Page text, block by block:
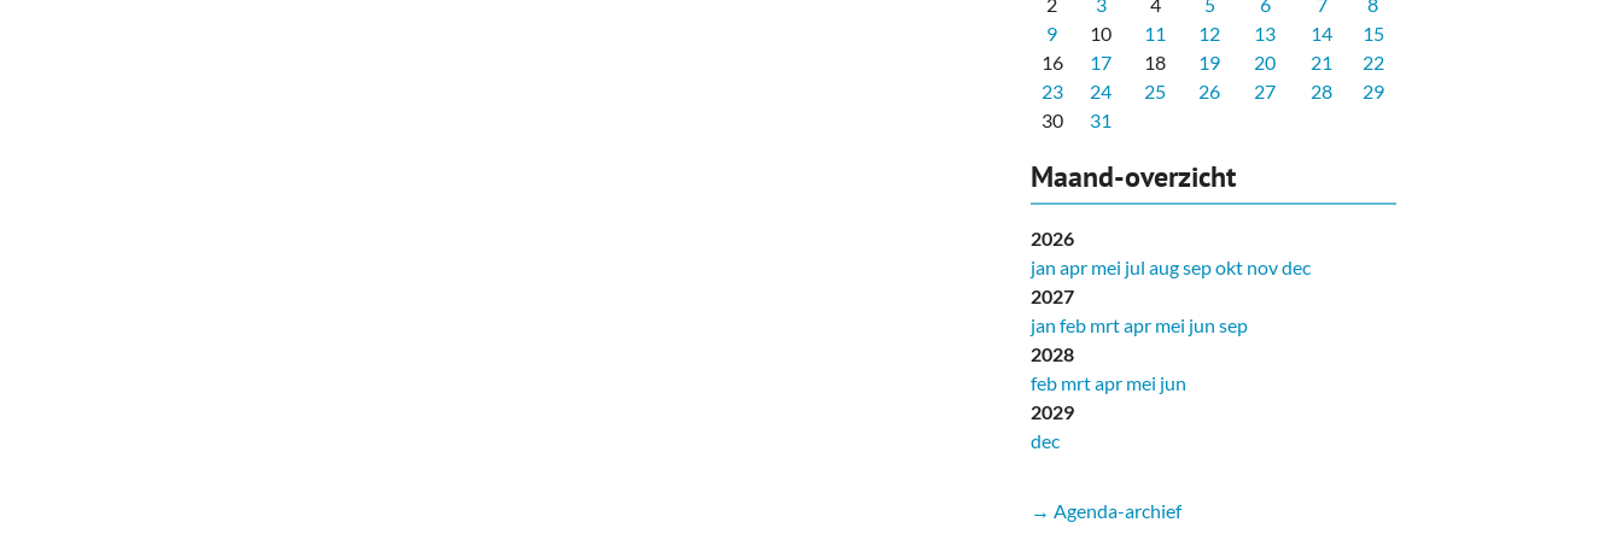
9
10 11 12 13 14
15
16
17 18 19 20 21
22
23
24 25 26 27 28
29
30
31
Maand-overzicht
2026
jan apr mei jul augsepokt novdec
2027
jan feb mrtapr mei jun sep
2028
feb mrtapr mei jun
2029
dec
→ Agenda-archief